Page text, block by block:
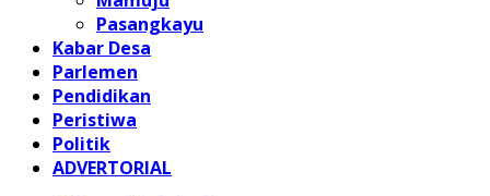
Pasangkayu
Kabar Desa
Parlemen
Pendidikan
Peristiwa
Politik
ADVERTORIAL